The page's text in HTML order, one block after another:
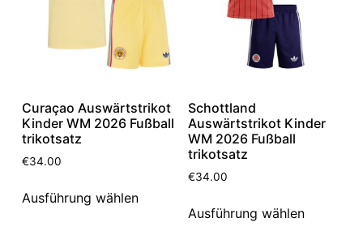
Curaçao Auswärtstrikot
Kinder WM 2026 Fußball
trikotsatz
€34.00
Ausführung wählen
Schottland
Auswärtstrikot Kinder
WM 2026 Fußball
trikotsatz
€34.00
Ausführung wählen